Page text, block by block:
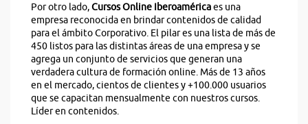
Por otro lado,Cursos Online Iberoaméricaes una
empresa reconocida en brindar contenidos de calidad
para el ámbito Corporativo. El pilar es una lista de más de
450 listos para las distintas áreas de una empresa y se
agrega un conjunto de servicios que generan una
verdadera cultura de formación online. Más de 13 años
en el mercado, cientos de clientes y +100.000 usuarios
que se capacitan mensualmente con nuestros cursos.
Líder en contenidos.